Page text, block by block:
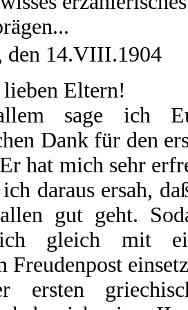
den 14.VIII.1904
Eltern!
sage ich
Dank für den
hat mich sehr
daraus ersah,
gut geht.
gleich mit
Freudenpost
ersten